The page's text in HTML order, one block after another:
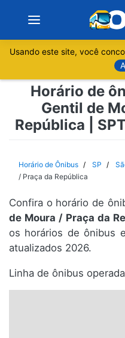
Sobre
Minas Gerais
Espírito Santo
Paraná
Santa Catarina
Usando este site, você
Horário de
Gentil de
República |
Horário de Ônibus SP
/ Praça da República
Confira o horário de
de Moura / Praça da
os horários de ônibus
atualizados 2026.
Linha de ônibus